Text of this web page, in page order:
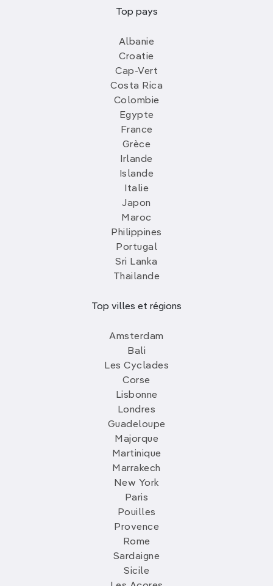
Top pays
Albanie
Croatie
Cap-Vert
Costa Rica
Colombie
Egypte
France
Grèce
Irlande
Islande
Italie
Japon
Maroc
Philippines
Portugal
Sri Lanka
Thailande
Top villes et régions
Amsterdam
Bali
Les Cyclades
Corse
Lisbonne
Londres
Guadeloupe
Majorque
Martinique
Marrakech
New York
Paris
Pouilles
Provence
Rome
Sardaigne
Sicile